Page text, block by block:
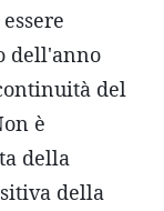
dell'anno
del
è
della
della